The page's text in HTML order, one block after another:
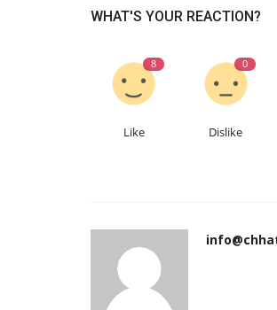
WHAT'S YOUR REACTION?
8
Like
0
Dislike